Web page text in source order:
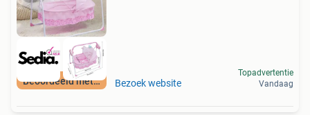
Beoordeeld met 9+ Bezoek website
Topadvertentie
Vandaag